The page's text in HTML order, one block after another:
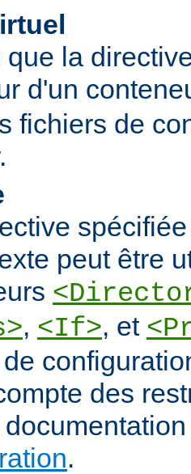
que la
d'un
fichiers de
peut être
, <If>, et
des
.